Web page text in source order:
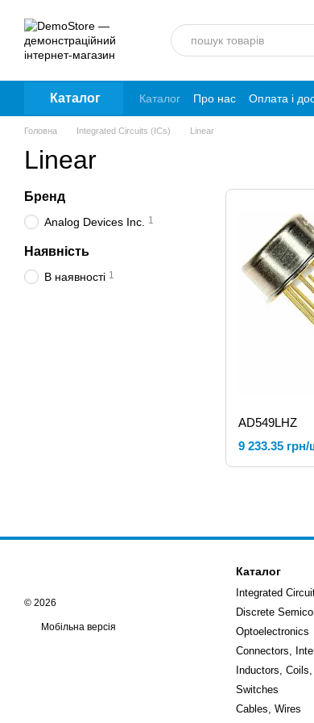
Каталог Каталог Про нас Оплата і
Головна Integrated Circuits (ICs) Linear
Linear
AD549LHZ
9 233.35 грн/
Бренд
Analog Devices Inc. 1
Наявність
В наявності 1
© 2026
Мобільна версія
Каталог
Integrated
Discrete
Optoelectronics
Connectors,
Inductors,
Switches
Cables, Wires